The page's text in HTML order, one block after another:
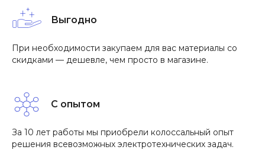
Выгодно
При необходимости закупаем для вас материалы со
скидками — дешевле, чем просто в магазине.
С опытом
За 10 лет работы мы приобрели колоссальный опыт
решения всевозможных электротехнических задач.